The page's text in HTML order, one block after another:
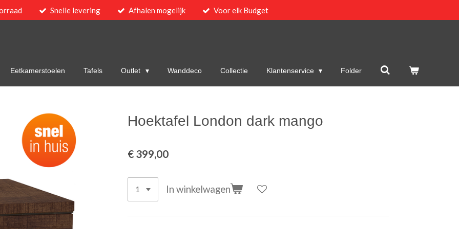
Snelle levering Afhalen mogelijk Voor elk Budget
Eetkamerstoelen Tafels Outlet Wanddeco Collectie Klantenservice Folder
Hoektafel London dark mango
€ 399,00
In winkelwagen